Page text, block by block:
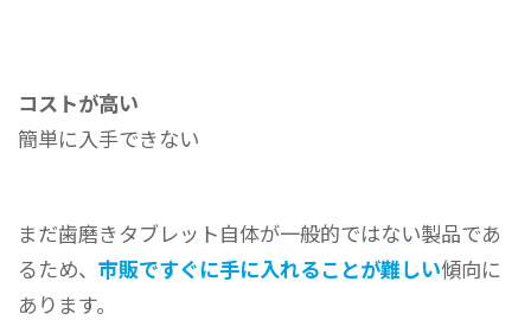
コストが高い
簡単に入手できない
まだ歯磨きタブレット自体が一般的ではない製品であ
るため、市販ですぐに手に入れることが難しい傾向に
あります。